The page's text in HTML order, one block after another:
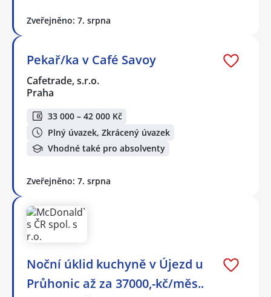
Zveřejněno: 7. srpna
Pekař/ka v Café Savoy
Cafetrade, s.r.o.
Praha
33 000 – 42 000 Kč
Plný úvazek, Zkrácený úvazek
Vhodné také pro absolventy
Zveřejněno: 7. srpna
Noční úklid kuchyně v Újezd u
Průhonic až za 37000,-kč/měs..